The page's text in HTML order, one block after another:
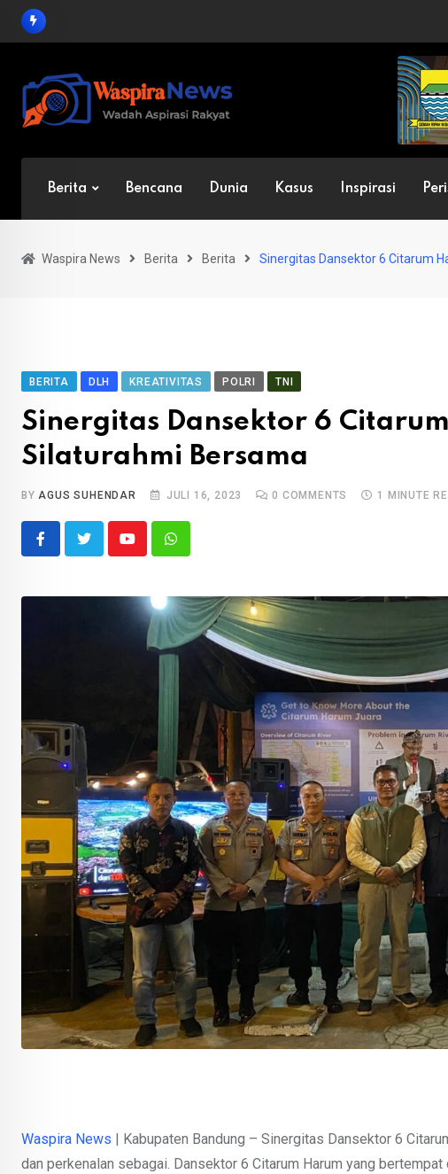
Skip
Berita Bencana Dunia Kasus Inspirasi
Waspira News Berita Berita Sinergitas Dansektor 6 Citarum
BERITA DLH KREATIVITAS POLRI TNI
Sinergitas Dansektor 6
Silaturahmi Bersama
BYAGUS SUHENDAR JULI 16, 2023 0 COMMENTS 1 MINUTE
YoutubeWhatsapp
Waspira News | Kabupaten Bandung – Sinergitas Dansektor 6
dan perkenalan sebagai. Dansektor 6 Citarum Harum yang